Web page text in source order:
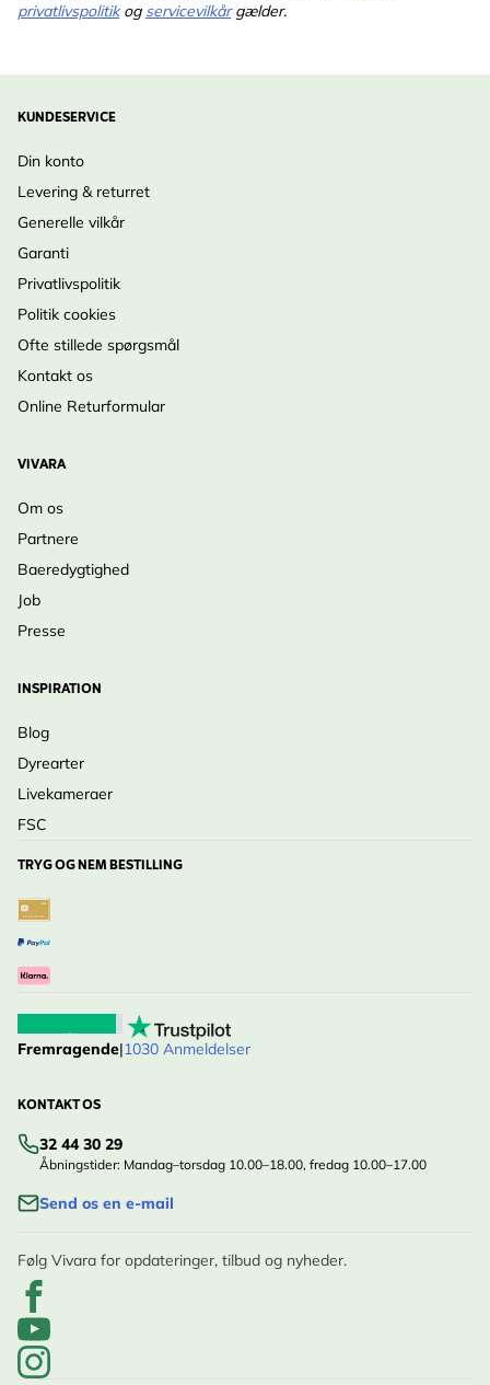
privatlivspolitikog servicevilkårgælder.
KUNDESERVICE
Din konto
Levering & returret
Generelle vilkår
Garanti
Privatlivspolitik
Politik cookies
Ofte stillede spørgsmål
Kontakt os
Online Returformular
VIVARA
Om os
Partnere
Baeredygtighed
Job
Presse
INSPIRATION
Blog
Dyrearter
Livekameraer
FSC
TRYG OG NEM BESTILLING
Fremragende|1030 Anmeldelser
KONTAKT OS
32 44 30 29
Åbningstider: Mandag–torsdag 10.00–18.00, fredag 10.00–17.00
Send os en e-mail
Følg Vivara for opdateringer, tilbud og nyheder.